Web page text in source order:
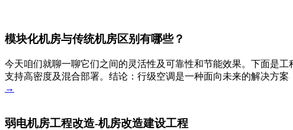
模块化机房与传统机房区别有哪些？
今天咱们就聊一聊它们之间的灵活性及可靠性和节能效果。下面是
支持高密度及混合部署。结论：行级空调是一种面向未来的解决方
→
弱电机房工程改造-机房改造建设工程